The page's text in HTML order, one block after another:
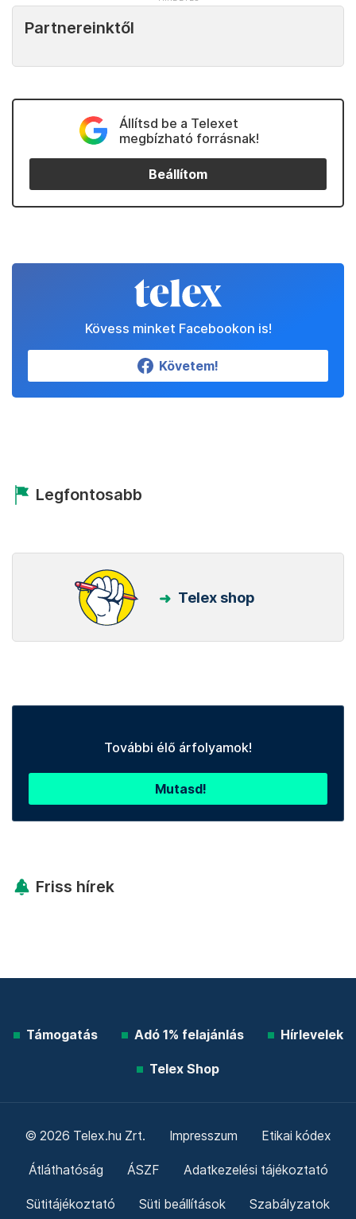
Partnereinktől
Állítsd be a Telexet
megbízható forrásnak!
Beállítom
Kövess minket Facebookon is!
Követem!
Legfontosabb
Telex shop
További élő árfolyamok!
Mutasd!
Friss hírek
Támogatás Adó 1% felajánlás Hírlevelek
Telex Shop
© 2026 Telex.hu Zrt. Impresszum Etikai kódex
Átláthatóság ÁSZF Adatkezelési tájékoztató
Sütitájékoztató Süti beállítások Szabályzatok